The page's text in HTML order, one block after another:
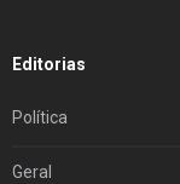
Editorias
Política
Geral